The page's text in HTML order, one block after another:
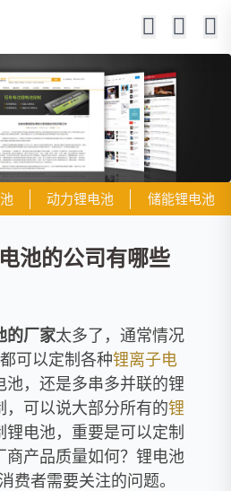
动力锂电池 储能锂电池
池的公司有哪些
的厂家太多了，通常情况
可以定制各种锂离子电
池，还是多串多并联的锂
，可以说大部分所有的锂
锂电池，重要是可以定制
商产品质量如何？锂电池
费者需要关注的问题。